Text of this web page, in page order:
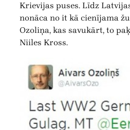
Krievijas puses. Līdz
nonāca no it kā cienījama
Ozoliņa, kas savukārt, to
Niiles Kross.